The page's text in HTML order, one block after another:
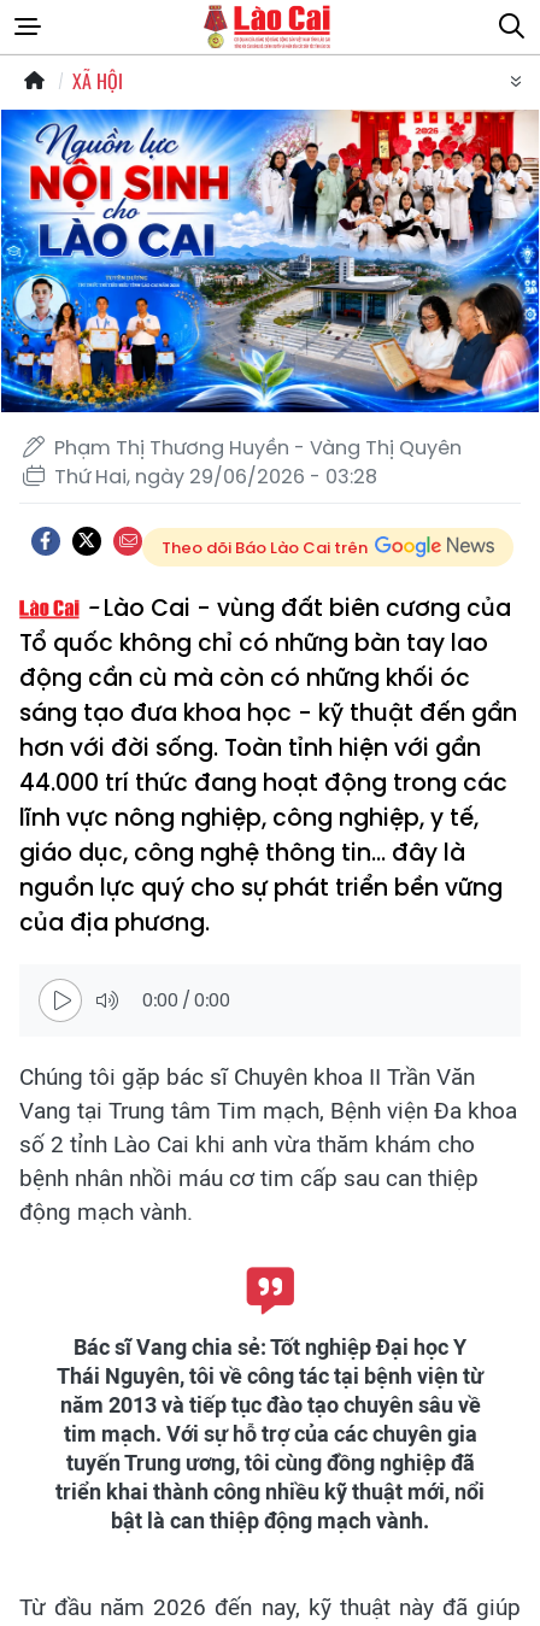
XÃ HỘI
Phạm Thị Thương Huyền - Vàng Thị Quyên
Thứ Hai, ngày 29/06/2026 - 03:28
Theo dõi Báo Lào Cai trên
Lào Cai - vùng đất biên cương của
Tổ quốc không chỉ có những bàn tay lao
động cần cù mà còn có những khối óc
sáng tạo đưa khoa học - kỹ thuật đến gần
hơn với đời sống. Toàn tỉnh hiện với gần
44.000 trí thức đang hoạt động trong các
lĩnh vực nông nghiệp, công nghiệp, y tế,
giáo dục, công nghệ thông tin... đây là
nguồn lực quý cho sự phát triển bền vững
của địa phương.
0:00 /0:00
Chúng tôi gặp bác sĩ Chuyên khoa II Trần Văn
Vang tại Trung tâm Tim mạch, Bệnh viện Đa khoa
số 2 tỉnh Lào Cai khi anh vừa thăm khám cho
bệnh nhân nhồi máu cơ tim cấp sau can thiệp
động mạch vành.
Bác sĩ Vang chia sẻ: Tốt nghiệp Đại học Y
Thái Nguyên, tôi về công tác tại bệnh viện từ
năm 2013 và tiếp tục đào tạo chuyên sâu về
tim mạch. Với sự hỗ trợ của các chuyên gia
tuyến Trung ương, tôi cùng đồng nghiệp đã
triển khai thành công nhiều kỹ thuật mới, nổi
bật là can thiệp động mạch vành.
Từ đầu năm 2026 đến nay, kỹ thuật này đã giúp